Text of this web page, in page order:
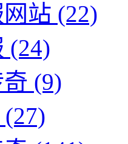
站 (22)
(24)
(9)
(27)